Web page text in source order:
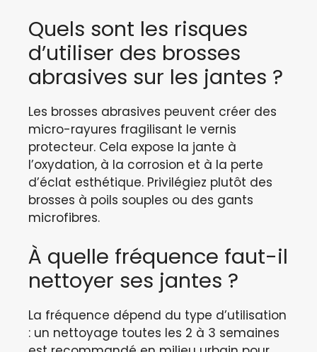
Quels sont les risques
d’utiliser des brosses
abrasives sur les jantes ?
Les brosses abrasives peuvent créer des
micro-rayures fragilisant le vernis
protecteur. Cela expose la jante à
l’oxydation, à la corrosion et à la perte
d’éclat esthétique. Privilégiez plutôt des
brosses à poils souples ou des gants
microfibres.
À quelle fréquence faut-il
nettoyer ses jantes ?
La fréquence dépend du type d’utilisation
: un nettoyage toutes les 2 à 3 semaines